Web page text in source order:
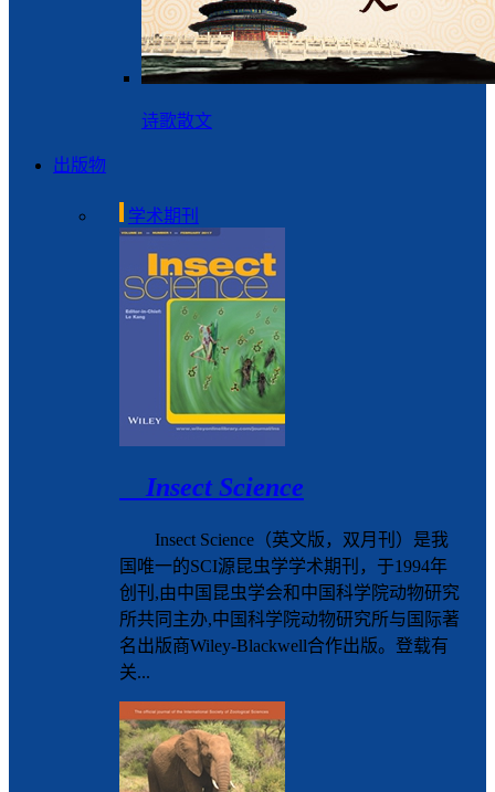
诗歌散文
出版物
学术期刊
Insect Science
Insect Science（英文版，双月刊）是我
国唯一的SCI源昆虫学学术期刊，于1994年
创刊,由中国昆虫学会和中国科学院动物研究
所共同主办,中国科学院动物研究所与国际著
名出版商Wiley-Blackwell合作出版。登载有
关...